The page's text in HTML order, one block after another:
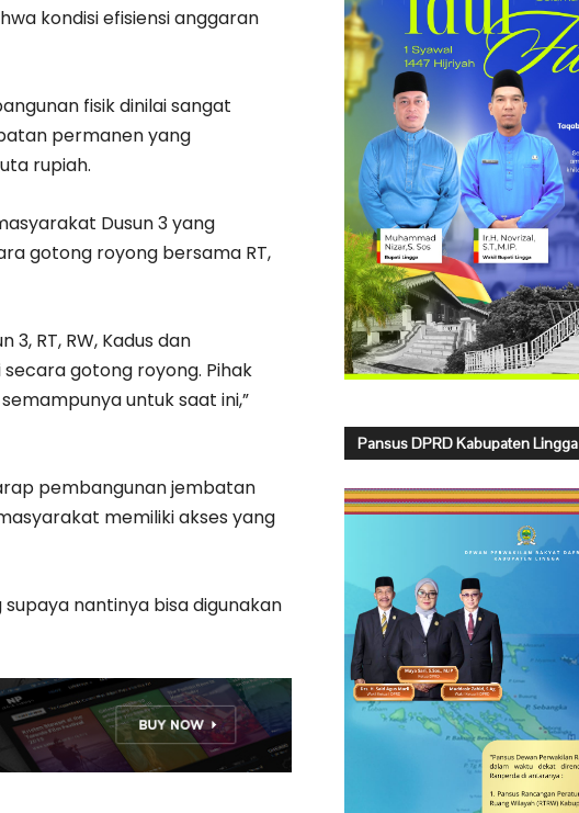
kondisi efisiensi anggaran
fisik dinilai sangat
permanen yang
rupiah.
Dusun 3 yang
gotong royong bersama RT,
RT, RW, Kadus dan
gotong royong. Pihak
untuk saat ini,”
pembangunan jembatan
memiliki akses yang
nantinya bisa digunakan
Pansus DPRD Kabupaten Lingga